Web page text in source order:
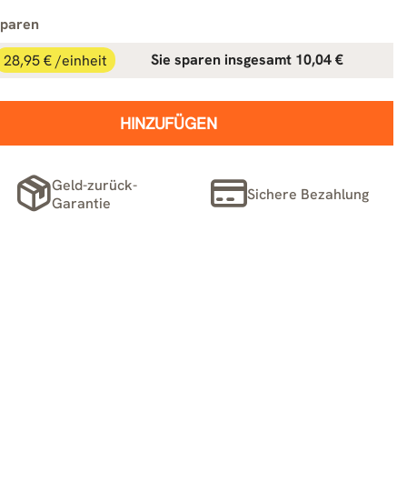
28,95 € /einheit Sie sparen insgesamt 10,04 €
HINZUFÜGEN
Geld-zurück-
Garantie
Sichere Bezahlung